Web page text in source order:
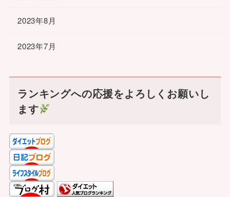
2023年8月
2023年7月
ランキングへの応援をよろしくお願いし
ます